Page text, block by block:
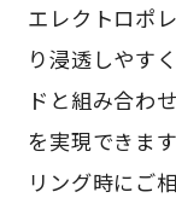
エレクトロポ
り浸透しやす
ドと組み合わ
を実現できま
リング時にご